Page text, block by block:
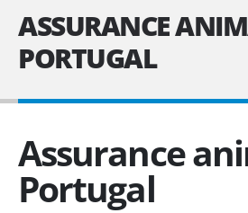
ASSURANCE
PORTUGAL
Assurance
Portugal